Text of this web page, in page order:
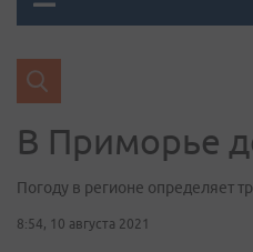
В Приморье
Погоду в регионе определяет
8:54, 10 августа 2021